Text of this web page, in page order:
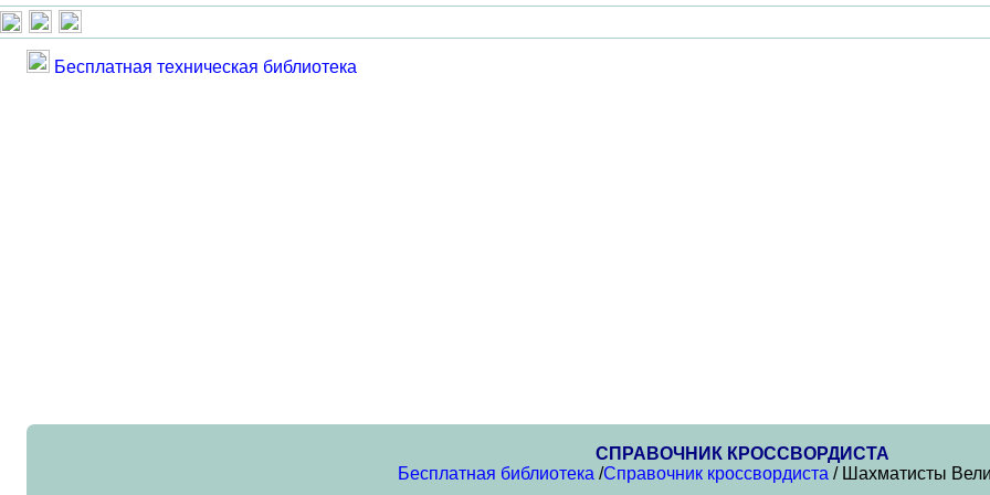
Бесплатная техническая библиотека
СПРАВОЧНИК КРОССВОРДИСТА
Бесплатная библиотека /Справочник кроссвордиста / Шахматисты